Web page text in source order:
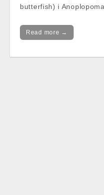
butterfish) i
Read more →